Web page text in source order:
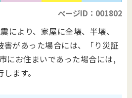
ページID：001802
により、家屋に全壊、半壊、
害があった場合には、「り災証
にお住まいであった場合には,
ます。